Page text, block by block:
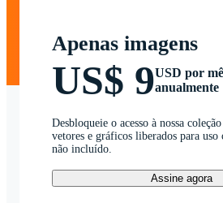
Apenas imagens
US$ 9USD por
anualmente
Desbloqueie o acesso à nossa
vetores e gráficos liberados para
não incluído.
Assine agora